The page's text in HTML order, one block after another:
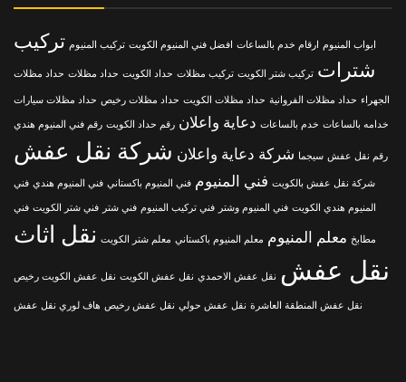
ابواب المنيوم ارقام خدم بالساعات افضل فني المنيوم الكويت تركيب المنيوم تركيب
شترات تركيب شتر الكويت تركيب مظلات حداد الكويت حداد مظلات حداد مظلات
الجهراء حداد مظلات الفروانية حداد مظلات الكويت حداد مظلات رخيص حداد مظلات سيارات
خدامه بالساعات خدم بالساعات دعاية واعلان رقم حداد الكويت رقم فني المنيوم هندي
رقم نقل عفش سيجما شركة دعاية واعلان شركة نقل عفش
شركة نقل عفش بالكويت فني المنيوم فني المنيوم باكستاني فني المنيوم هندي فني
المنيوم هندي الكويت فني المنيوم وشتر فني تركيب المنيوم فني شتر فني شتر الكويت فني
مطابخ معلم المنيوم معلم المنيوم باكستاني معلم شتر الكويت نقل اثاث
نقل عفش نقل عفش الاحمدي نقل عفش الكويت نقل عفش الكويت رخيص
نقل عفش المنطقة العاشرة نقل عفش حولي نقل عفش رخيص هاف لوري نقل عفش